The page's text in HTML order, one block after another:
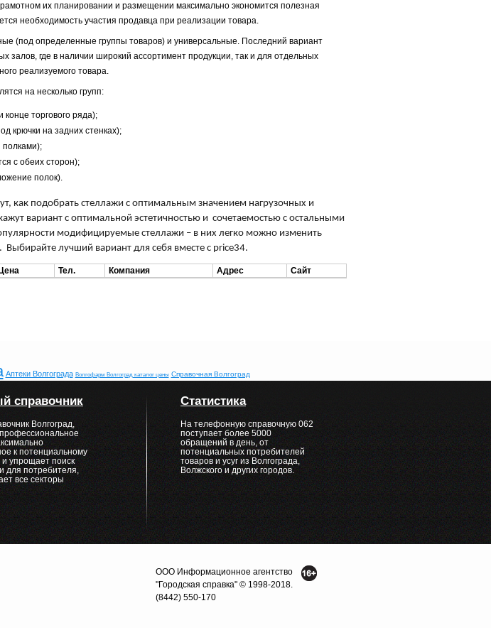
их планировании и размещении максимально экономится полезная
необходимость участия продавца при реализации товара.
(под определенные группы товаров) и универсальные. Последний вариант
залов, где в наличии широкий ассортимент продукции, так и для отдельных
реализуемого товара.
на несколько групп:
торгового ряда);
крючки на задних стенках);
полками);
с обеих сторон);
полок).
как подобрать стеллажи с оптимальным значением нагрузочных и
вариант с оптимальной эстетичностью и сочетаемостью с остальными
модифицируемые стеллажи – в них легко можно изменить
лучший вариант для себя вместе с price34.
Цена Тел. Компания Адрес Сайт
Аптеки Волгограда Волгофарм Волгоград каталог цены Справочная Волгоград
справочник
Волгоград,
к потенциальному
упрощает поиск
для потребителя,
все секторы
Статистика
На телефонную справочную 062
поступает более 5000
обращений в день, от
потенциальных потребителей
товаров и усуг из Волгограда,
Волжского и других городов.
ООО Информационное агентство
"Городская справка" © 1998-2018.
(8442) 550-170